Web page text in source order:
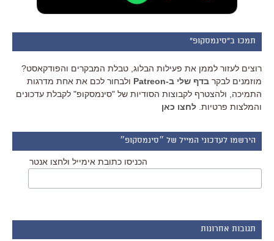
תמכו ב"סינמסקופ"
רוצים לעזור לממן את פעילות הבלוג, טבלת המבקרים והפודקאסט?
מוזמנים לבקר בדף שלי ב-Patreon
ולבחור לכם את אחת מדרגות
התמיכה, ולהצטרף לקבוצות הסודיות של "סינמסקופ" לקבלת עדכונים
והמלצות פרטיות. לחצו כאן
הירשמו לעדכוני המייל של ״סינמסקופ״
הכניסו כתובת אימייל ולחצו אנטר
תגובות אחרונות